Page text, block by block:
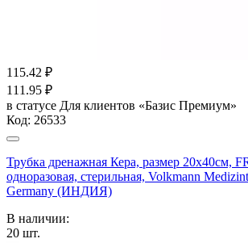
115.42 ₽
111.95 ₽
в статусе Для клиентов «Базис Премиум»
Код: 26533
Трубка дренажная Кера, размер 20х40см,
одноразовая, стерильная, Volkmann
Germany (ИНДИЯ)
В наличии:
20 шт.